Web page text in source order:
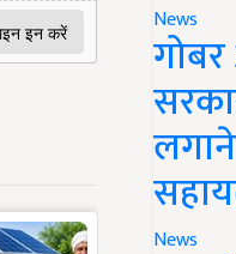
News
News